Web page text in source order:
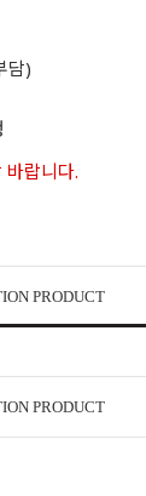
담)
랍니다.
PRODUCT
PRODUCT